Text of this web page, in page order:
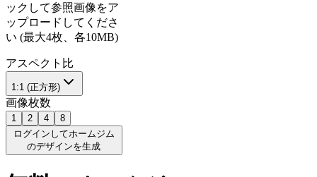
ックして参照画像をア
ップロードしてくださ
い (最大4枚、各10MB)
アスペクト比
1:1 (正方形)
画像枚数
1 2 4
8
ログインしてホームジム
のデザインを生成